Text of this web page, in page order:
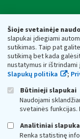
Šioje svetainėje
slapukai įdiegiami
sutikimas. Taip pat
sutikimą bet kada
nustatymus ir ištrindami
Slapukų politika
;
Būtinieji slapukai
Naudojami
svetainės funkcijas.
Analitiniai
Renka statistinę
Respublikos
Biudžetinė įstaiga.
adresas: Vasario 16-
vmi@vmi.lt, E.
Duomenys apie
Respublikos finansų